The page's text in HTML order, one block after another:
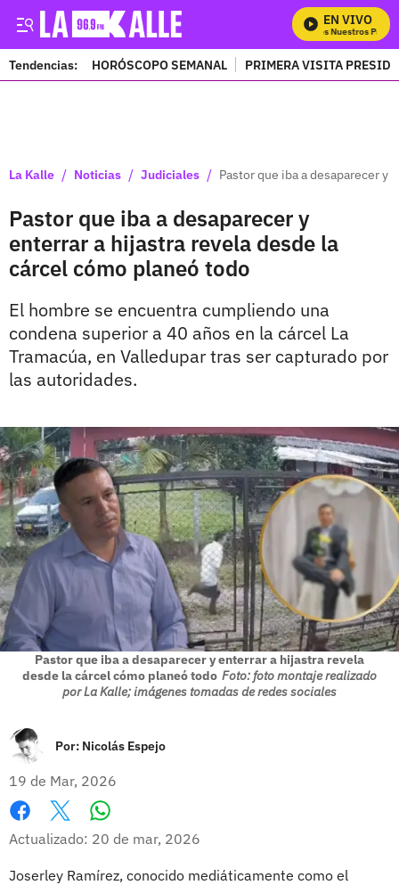
EN VIVO
Mira Todos Nuestros
Tendencias: HORÓSCOPO SEMANAL PRIMERA VISITA
La Kalle / Noticias / Judiciales / Pastor que iba a desaparecer y
Pastor que iba a desaparecer y
enterrar a hijastra revela desde la
cárcel cómo planeó todo
El hombre se encuentra cumpliendo una
condena superior a 40 años en la cárcel La
Tramacúa, en Valledupar tras ser capturado por
las autoridades.
Pastor que iba a desaparecer y enterrar a hijastra revela
desde la cárcel cómo planeó todo Foto: foto montaje realizado
por La Kalle; imágenes tomadas de redes sociales
Por: Nicolás Espejo
19 de Mar, 2026
Facebook
X
Actualizado: 20 de mar, 2026
Joserley Ramírez, conocido mediáticamente como el